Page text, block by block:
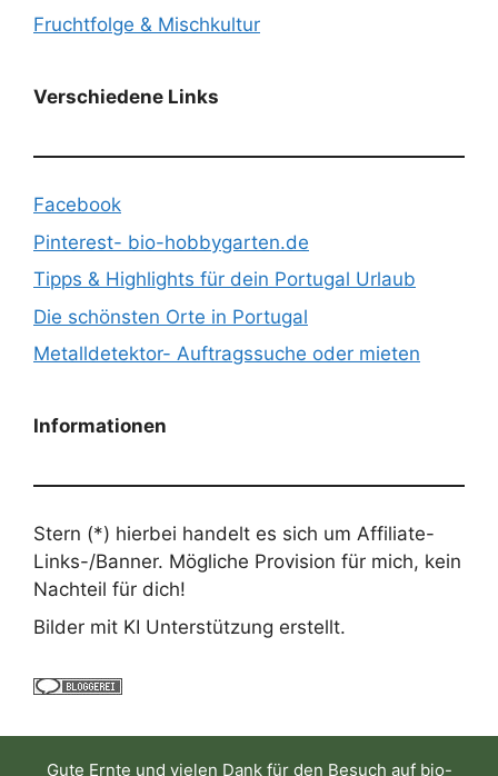
Fruchtfolge & Mischkultur
Verschiedene Links
Facebook
Pinterest- bio-hobbygarten.de
Tipps & Highlights für dein Portugal Urlaub
Die schönsten Orte in Portugal
Metalldetektor- Auftragssuche oder mieten
Informationen
Stern (*) hierbei handelt es sich um Affiliate-
Links-/Banner. Mögliche Provision für mich, kein
Nachteil für dich!
Bilder mit KI Unterstützung erstellt.
Gute Ernte und vielen Dank für den Besuch auf bio-